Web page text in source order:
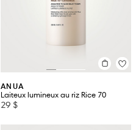
ANUA
Laiteux lumineux au riz Rice 70
29 $